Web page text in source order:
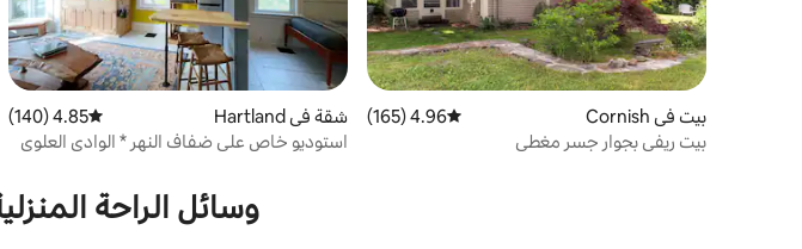
بيت في Cornish متوسط التقييم 4.96 من 5، 165 مراجعات
4.96 (165)
بيت ريفي بجوار جسر مغطى
شقة في Hartland متوسط التقييم 4.85 من 5، 140 مراجعات
4.85 (140)
استوديو خاص على ضفاف النهر * الوادي العلوي
وسائل الراحة